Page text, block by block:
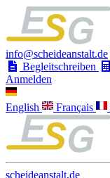
info@scheideanstalt.de
Begleitschreiben
Anmelden
English Français
scheideanstalt.de